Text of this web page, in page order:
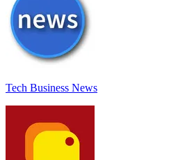
Tech Business News